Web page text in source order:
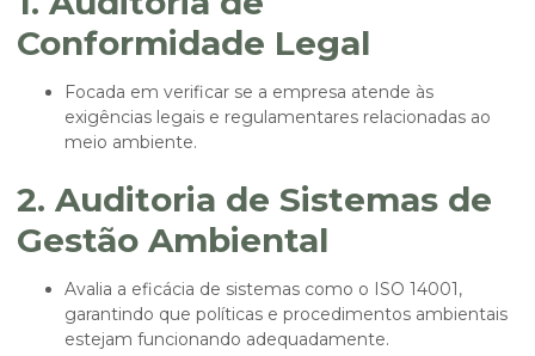
Conformidade Legal
Focada em verificar se a empresa atende às
exigências legais e regulamentares relacionadas ao
meio ambiente.
2. Auditoria de Sistemas de
Gestão Ambiental
Avalia a eficácia de sistemas como o ISO 14001,
garantindo que políticas e procedimentos ambientais
estejam funcionando adequadamente.